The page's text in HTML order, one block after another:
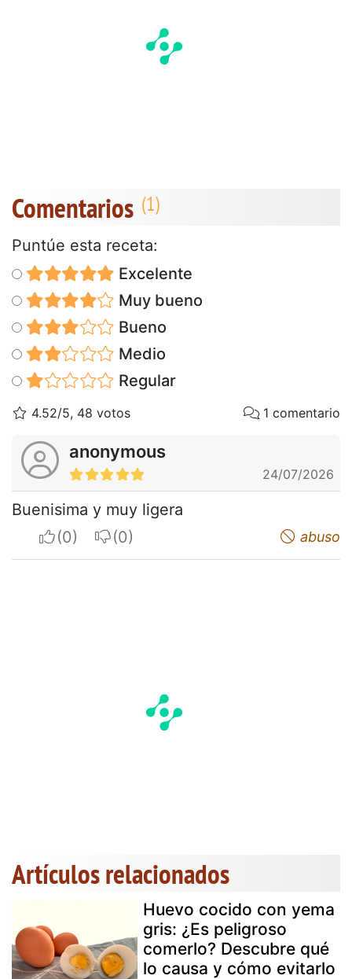
Comentarios
Puntúe esta receta:
Excelente
Muy bueno
Bueno
Medio
Regular
4.52/5, 48 votos 1 comentario
anonymous
24/07/2026
Buenisima y muy ligera
I apreciateI do not appreciate abuso
Artículos relacionados
Huevo cocido con yema
gris: ¿Es peligroso
comerlo? Descubre qué
lo causa y cómo evitarlo